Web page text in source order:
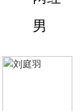
男